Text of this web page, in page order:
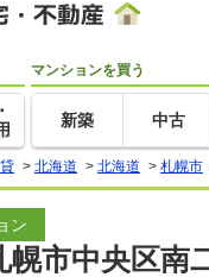
マンションを買う
新築 中古
> 北海道 > 北海道 > 札幌市
ン
幌市中央区南